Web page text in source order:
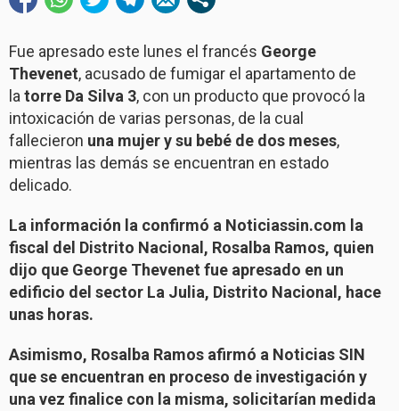
Fue apresado este lunes el francés George
Thevenet, acusado de fumigar el apartamento de
latorre Da Silva 3, con un producto que provocó la
intoxicación de varias personas, de la cual
fallecieron una mujer y su bebé de dos meses,
mientras las demás se encuentran en estado
delicado.
La información la confirmó a Noticiassin.com la
fiscal del Distrito Nacional, Rosalba Ramos, quien
dijo que George Thevenet fue apresado en un
edificio del sector La Julia, Distrito Nacional, hace
unas horas.
Asimismo, Rosalba Ramos afirmó a Noticias SIN
que se encuentran en proceso de investigación y
una vez finalice con la misma, solicitarían medida